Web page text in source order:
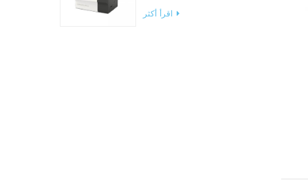
اقرأ أكثر